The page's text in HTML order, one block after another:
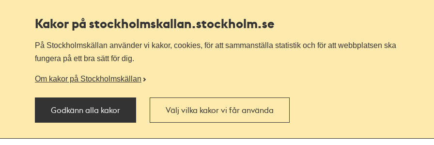
Kakor på stockholmskallan.stockholm.se
På Stockholmskällan använder vi kakor, cookies, för att sammanställa statistik och för att webbplatsen ska
fungera på ett bra sätt för dig.
Om kakor på Stockholmskällan
Godkänn alla kakor Välj vilka kakor vi får använda